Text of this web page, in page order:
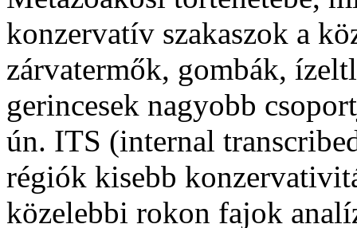
konzervatív szakaszok a
zárvatermők, gombák,
gerincesek nagyobb
ún. ITS (internal
régiók kisebb
közelebbi rokon fajok